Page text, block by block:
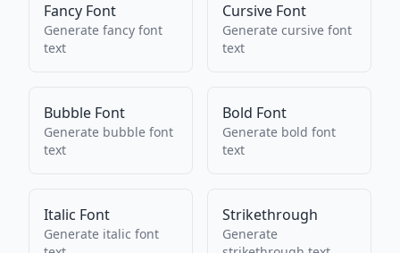
Fancy Font
Generate fancy font
text
Cursive Font
Generate cursive font
text
Bubble Font
Generate bubble font
text
Bold Font
Generate bold font
text
Italic Font
Generate italic font
Strikethrough
Generate